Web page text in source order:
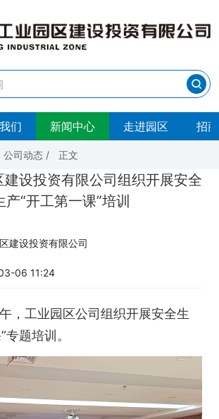
们 新闻中心 走进园区 招
公司动态 / 正文
设投资有限公司组织开展安全
产“开工第一课”培训
建设投资有限公司
06 11:24
，工业园区公司组织开展安全生
专题培训。